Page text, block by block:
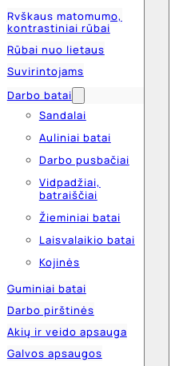
Ryškaus matomumo,
kontrastiniai rūbai
Rūbai nuo lietaus
Suvirintojams
Darbo batai
Sandalai
Auliniai batai
Darbo pusbačiai
Vidpadžiai,
batraiščiai
Žieminiai batai
Laisvalaikio batai
Kojinės
Guminiai batai
Darbo pirštinės
Akių ir veido apsauga
Galvos apsaugos